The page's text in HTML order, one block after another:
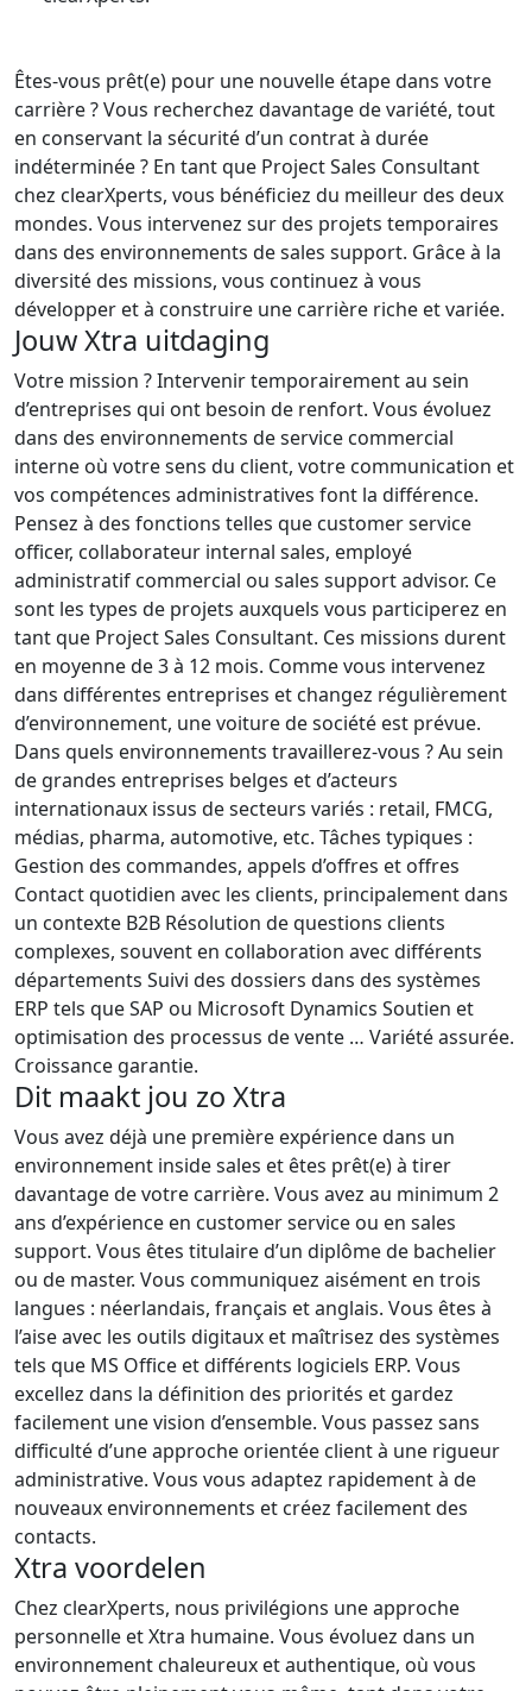
Êtes-vous prêt(e) pour une nouvelle étape dans votre
carrière ? Vous recherchez davantage de variété, tout
en conservant la sécurité d’un contrat à durée
indéterminée ? En tant que Project Sales Consultant
chez clearXperts, vous bénéficiez du meilleur des deux
mondes. Vous intervenez sur des projets temporaires
dans des environnements de sales support. Grâce à la
diversité des missions, vous continuez à vous
développer et à construire une carrière riche et variée.
Jouw Xtra uitdaging
Votre mission ? Intervenir temporairement au sein
d’entreprises qui ont besoin de renfort. Vous évoluez
dans des environnements de service commercial
interne où votre sens du client, votre communication et
vos compétences administratives font la différence.
Pensez à des fonctions telles que customer service
officer, collaborateur internal sales, employé
administratif commercial ou sales support advisor. Ce
sont les types de projets auxquels vous participerez en
tant que Project Sales Consultant. Ces missions durent
en moyenne de 3 à 12 mois. Comme vous intervenez
dans différentes entreprises et changez régulièrement
d’environnement, une voiture de société est prévue.
Dans quels environnements travaillerez-vous ? Au sein
de grandes entreprises belges et d’acteurs
internationaux issus de secteurs variés : retail, FMCG,
médias, pharma, automotive, etc. Tâches typiques :
Gestion des commandes, appels d’offres et offres
Contact quotidien avec les clients, principalement dans
un contexte B2B Résolution de questions clients
complexes, souvent en collaboration avec différents
départements Suivi des dossiers dans des systèmes
ERP tels que SAP ou Microsoft Dynamics Soutien et
optimisation des processus de vente … Variété assurée.
Croissance garantie.
Dit maakt jou zo Xtra
Vous avez déjà une première expérience dans un
environnement inside sales et êtes prêt(e) à tirer
davantage de votre carrière. Vous avez au minimum 2
ans d’expérience en customer service ou en sales
support. Vous êtes titulaire d’un diplôme de bachelier
ou de master. Vous communiquez aisément en trois
langues : néerlandais, français et anglais. Vous êtes à
l’aise avec les outils digitaux et maîtrisez des systèmes
tels que MS Office et différents logiciels ERP. Vous
excellez dans la définition des priorités et gardez
facilement une vision d’ensemble. Vous passez sans
difficulté d’une approche orientée client à une rigueur
administrative. Vous vous adaptez rapidement à de
nouveaux environnements et créez facilement des
contacts.
Xtra voordelen
Chez clearXperts, nous privilégions une approche
personnelle et Xtra humaine. Vous évoluez dans un
environnement chaleureux et authentique, où vous